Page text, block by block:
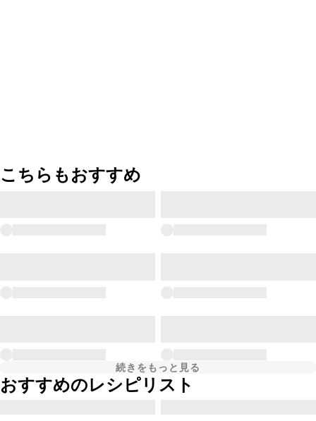
こちらもおすすめ
続きをもっと見る
おすすめのレシピリスト